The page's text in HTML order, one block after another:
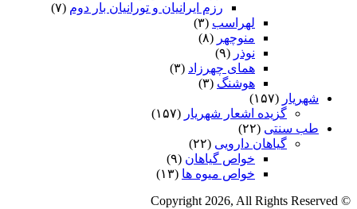
رزم ایرانیان و تورانیان بار دوم (۷)
لهراسب (۳)
منوچهر (۸)
نوذر (۹)
هماى چهرزاد (۳)
هوشنگ (۳)
شهریار (۱۵۷)
گزیده اشعار شهریار (۱۵۷)
طب سنتی (۲۲)
گیاهان دارویی (۲۲)
خواص گیاهان (۹)
خواص میوه ها (۱۳)
© Copyright 2026, All Rights Reserved